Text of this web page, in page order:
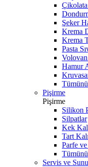
Şeker
Krema
Krema
Pasta
Hamur
Pişirme
Pişirme
Silikon
Silpatlar
Kek
Tart
Parfe
Servis ve